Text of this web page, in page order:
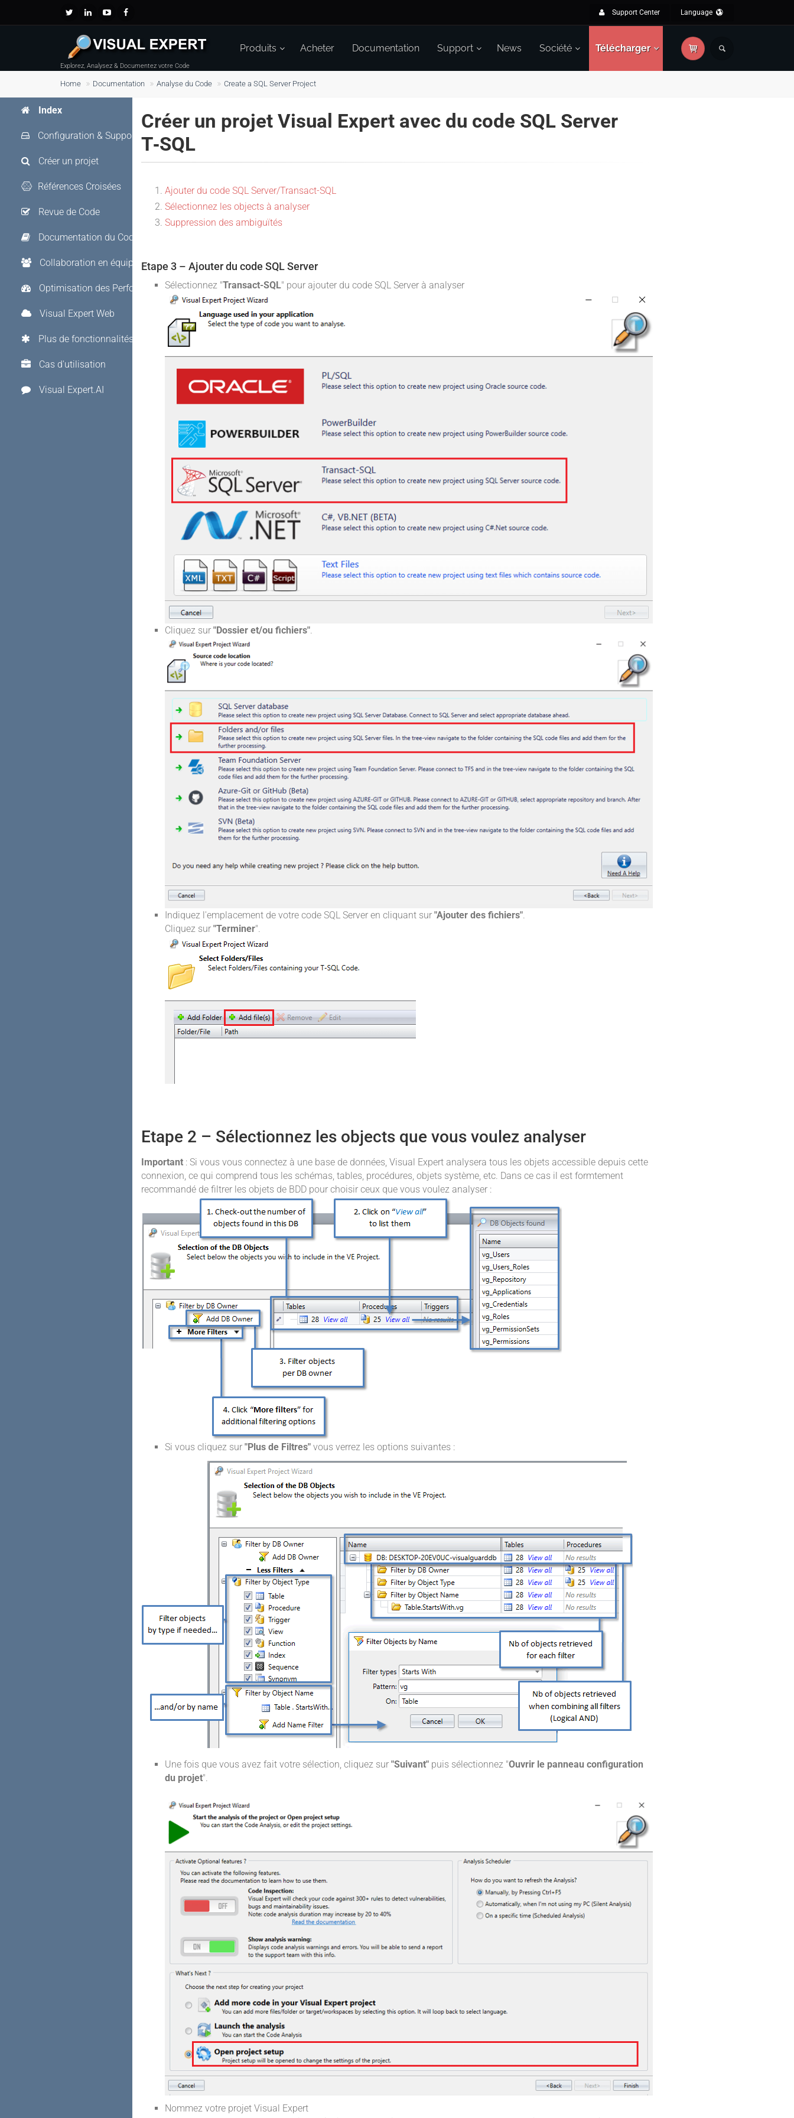
Support Center Language
Explorez, Analysez & Documentez votre Code
Produits Acheter Documentation Support News Société Télécharger
Home Documentation Analyse du Code Create a SQL Server Project
Créer un projet Visual Expert avec du code SQL Server
T‑SQL
Ajouter du code SQL Server/Transact-SQL
Sélectionnez les objects à analyser
Suppression des ambiguïtés
Etape 3 – Ajouter du code SQL Server
Sélectionnez "Transact-SQL" pour ajouter du code SQL Server à analyser
Cliquez sur "Dossier et/ou fichiers"
Indiquez l'emplacement de votre code SQL Server en cliquant sur "Ajouter des fichiers".
Cliquez sur "Terminer".
Etape 2 – Sélectionnez les objects que vous voulez analyser
Important : Si vous vous connectez à une base de données, Visual Expert analysera tous les objets accessible depuis cette
connexion, ce qui comprend tous les schémas, tables, procédures, objets système, etc. Dans ce cas il est formtement
recommandé de filtrer les objets de BDD pour choisir ceux que vous voulez analyser :
Si vous cliquez sur "Plus de Filtres" vous verrez les options suivantes :
Une fois que vous avez fait votre sélection, cliquez sur "Suivant" puis sélectionnez "Ouvrir le panneau configuration
du projet".
Nommez votre projet Visual Expert
Index
Configuration & Support
Créer un projet
Références Croisées
Revue de Code
Documentation du Code
Collaboration en équipe
Optimisation des Performances
Visual Expert Web
Plus de fonctionnalités
Cas d'utilisation
Visual Expert.AI